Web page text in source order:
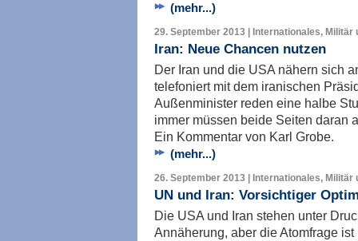
(mehr...)
29. September 2013 | Internationales, Militär
Iran: Neue Chancen nutzen
Der Iran und die USA nähern sich
telefoniert mit dem iranischen
Außenminister reden eine halbe
immer müssen beide Seiten daran
Ein Kommentar von Karl Grobe.
(mehr...)
26. September 2013 | Internationales, Militär
UN und Iran: Vorsichtiger
Die USA und Iran stehen unter
Annäherung, aber die Atomfrage